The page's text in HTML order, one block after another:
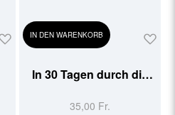
IN DEN WARENKORB
In 30 Tagen durch die
35,00 Fr.